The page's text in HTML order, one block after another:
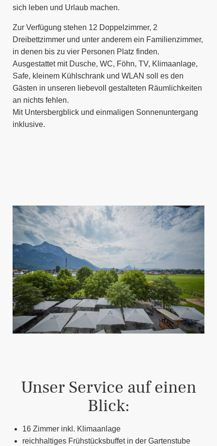
sich leben und Urlaub machen.
Zur Verfügung stehen 12 Doppelzimmer, 2
Dreibettzimmer und unter anderem ein Familienzimmer,
in denen bis zu vier Personen Platz finden.
Ausgestattet mit Dusche, WC, Föhn, TV, Klimaanlage,
Safe, kleinem Kühlschrank und WLAN soll es den
Gästen in unseren liebevoll gestalteten Räumlichkeiten
an nichts fehlen.
Mit Untersbergblick und einmaligen Sonnenuntergang
inklusive.
Unser Service auf einen
Blick:
16 Zimmer inkl. Klimaanlage
reichhaltiges Frühstücksbuffet in der Gartenstube